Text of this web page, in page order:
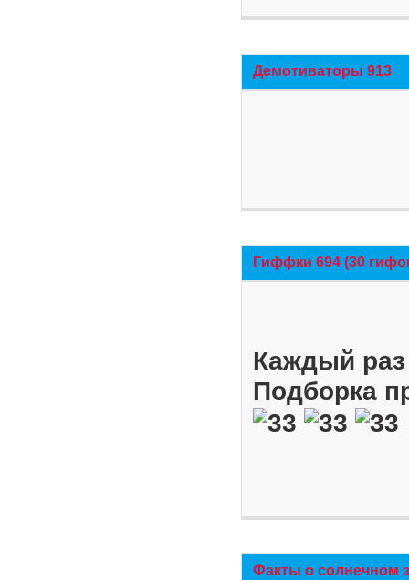
Демотиваторы 913
Гиффки 694 (30
Каждый
Подборка
Факты о солнечном